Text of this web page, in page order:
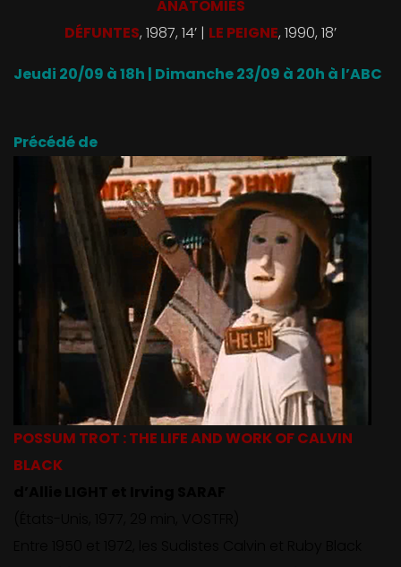
ANATOMIES
DÉFUNTES, 1987, 14’ | LE PEIGNE, 1990, 18’
Jeudi 20/09 à 18h | Dimanche 23/09 à 20h à l’ABC
Précédé de
POSSUM TROT : THE LIFE AND WORK OF CALVIN
BLACK